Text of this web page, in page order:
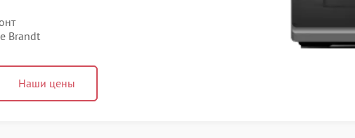
Brandt
Наши цены